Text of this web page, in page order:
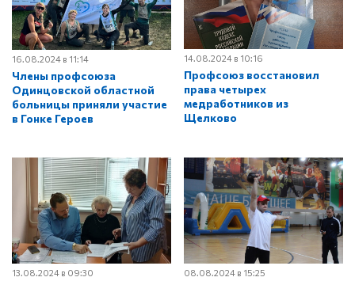
16.08.2024 в 11:14
Члены профсоюза
Одинцовской областной
больницы приняли участие
в Гонке Героев
14.08.2024 в 10:16
Профсоюз восстановил
права четырех
медработников из
Щелково
13.08.2024 в 09:30 08.08.2024 в 15:25